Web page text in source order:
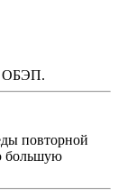
ОБЭП.
повторной
большую